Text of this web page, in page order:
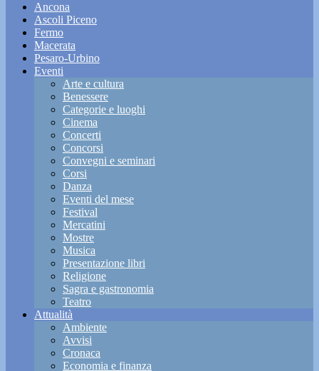
Ancona
Ascoli Piceno
Fermo
Macerata
Pesaro-Urbino
Eventi
Arte e cultura
Benessere
Categorie e luoghi
Cinema
Concerti
Concorsi
Convegni e seminari
Corsi
Danza
Eventi del mese
Festival
Mercatini
Mostre
Musica
Presentazione libri
Religione
Sagra e gastronomia
Teatro
Attualità
Ambiente
Avvisi
Cronaca
Economia e finanza